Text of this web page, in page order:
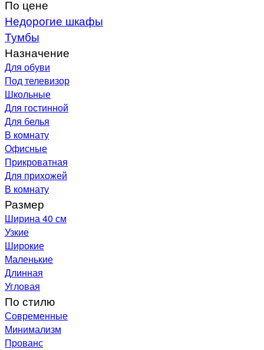
По цене
Недорогие шкафы
Тумбы
Назначение
Для обуви
Под телевизор
Школьные
Для гостинной
Для белья
В комнату
Офисные
Прикроватная
Для прихожей
В комнату
Размер
Ширина 40 см
Узкие
Широкие
Маленькие
Длинная
Угловая
По стилю
Современные
Минимализм
Прованс